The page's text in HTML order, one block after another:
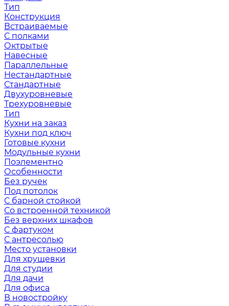
Тип
Конструкция
Встраиваемые
С полками
Октрытые
Навесные
Параллельные
Нестандартные
Стандартные
Двухуровневые
Трехуровневые
Тип
Кухни на заказ
Кухни под ключ
Готовые кухни
Модульные кухни
Поэлементно
Особенности
Без ручек
Под потолок
С барной стойкой
Со встроенной техникой
Без верхних шкафов
С фартуком
С антресолью
Место установки
Для хрущевки
Для студии
Для дачи
Для офиса
В новостройку